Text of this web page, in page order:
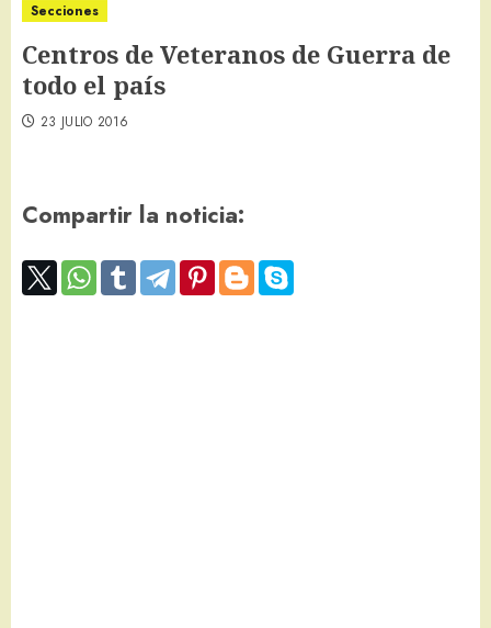
Secciones
Centros de Veteranos de Guerra de
todo el país
23 JULIO 2016
Compartir la noticia: